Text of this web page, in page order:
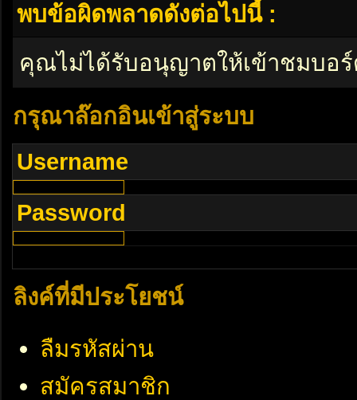
พบข้อผิดพลาดดังต่อไปนี้ :
คุณไม่ได้รับอนุญาตให้เข้าชมบอ
กรุณาล๊อกอินเข้าสู่ระบบ
Username
Password
ลิงค์ที่มีประโยชน์
ลืมรหัสผ่าน
สมัครสมาชิก